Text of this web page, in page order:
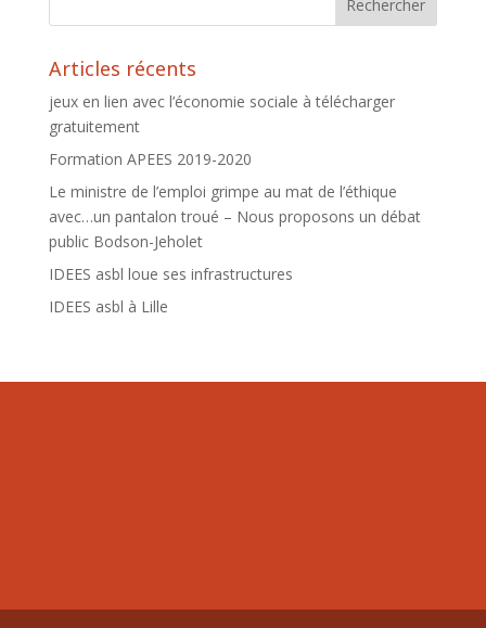
Articles récents
jeux en lien avec l’économie sociale à télécharger
gratuitement
Formation APEES 2019-2020
Le ministre de l’emploi grimpe au mat de l’éthique
avec…un pantalon troué – Nous proposons un débat
public Bodson-Jeholet
IDEES asbl loue ses infrastructures
IDEES asbl à Lille